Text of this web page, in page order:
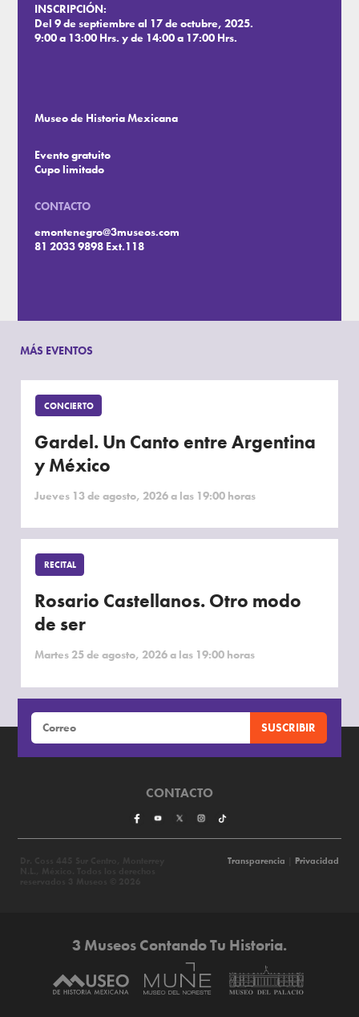
INSCRIPCIÓN:
Del 9 de septiembre al 17 de octubre, 2025.
9:00 a 13:00 Hrs. y de 14:00 a 17:00 Hrs.
Museo de Historia Mexicana
Evento gratuito
Cupo limitado
CONTACTO
emontenegro@3museos.com
81 2033 9898 Ext.118
MÁS EVENTOS
CONCIERTO
Gardel. Un Canto entre Argentina
y México
Jueves 13 de agosto, 2026 a las 19:00 horas
RECITAL
Rosario Castellanos. Otro modo
de ser
Martes 25 de agosto, 2026 a las 19:00 horas
CONTACTO
Transparencia Privacidad
3 Museos Contando Tu Historia.